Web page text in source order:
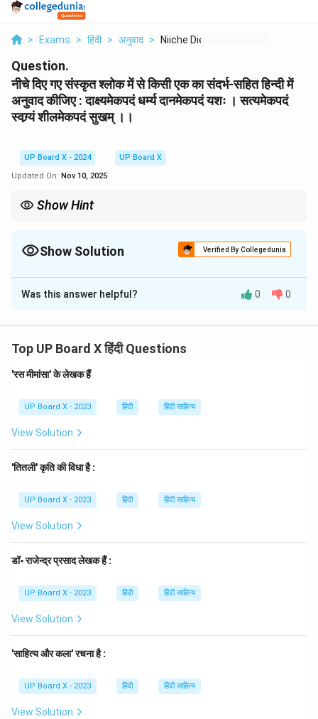
> Exams > हिंदी > अनुवाद > Niiche Die Ge Snskri...
Question.
नीचे दिए गए संस्कृत श्लोक में से किसी एक का संदर्भ-सहित हिन्दी में
अनुवाद कीजिए : दाक्ष्यमेकपदं धर्म्य दानमेकपदं यशः । सत्यमेकपदं
स्वग्र्यं शीलमेकपदं सुखम् ।।
UP Board X - 2024
UP Board X
Updated On: Nov 10, 2025
Show Hint
उसका गूढ़ अर्थ आसानी से समझ में आ सके।
Show Solution Verified By Collegedunia
Solution and Explanation
संदर्भ:
महाभारत के यक्ष-युधिष्ठिर संवाद से उद्धृत है, जिसमें यक्ष के प्रश्नों का
युधिष्ठिर उत्तर देते हैं।
(युधिष्ठिर उत्तर देते हैं) कुशलता (दक्षता) धर्म का मुख्य स्थान है, दान यश
Was this answer helpful? 0 0
Top UP Board X हिंदी Questions
'रस मीमांसा' के लेखक हैं
UP Board X - 2023 हिंदी हिंदी साहित्य
View Solution
'तितली' कृति की विधा है :
UP Board X - 2023 हिंदी हिंदी साहित्य
View Solution
डॉ॰ राजेन्द्र प्रसाद लेखक हैं :
UP Board X - 2023 हिंदी हिंदी साहित्य
View Solution
'साहित्य और कला' रचना है :
UP Board X - 2023 हिंदी हिंदी साहित्य
View Solution